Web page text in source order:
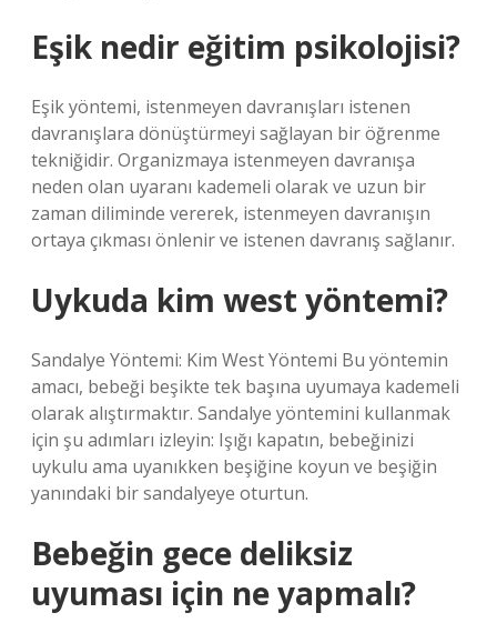
Eşik nedir eğitim psikolojisi?
Eşik yöntemi, istenmeyen davranışları istenen
davranışlara dönüştürmeyi sağlayan bir öğrenme
tekniğidir. Organizmaya istenmeyen davranışa
neden olan uyaranı kademeli olarak ve uzun bir
zaman diliminde vererek, istenmeyen davranışın
ortaya çıkması önlenir ve istenen davranış sağlanır.
Uykuda kim west yöntemi?
Sandalye Yöntemi: Kim West Yöntemi Bu yöntemin
amacı, bebeği beşikte tek başına uyumaya kademeli
olarak alıştırmaktır. Sandalye yöntemini kullanmak
için şu adımları izleyin: Işığı kapatın, bebeğinizi
uykulu ama uyanıkken beşiğine koyun ve beşiğin
yanındaki bir sandalyeye oturtun.
Bebeğin gece deliksiz
uyuması için ne yapmalı?